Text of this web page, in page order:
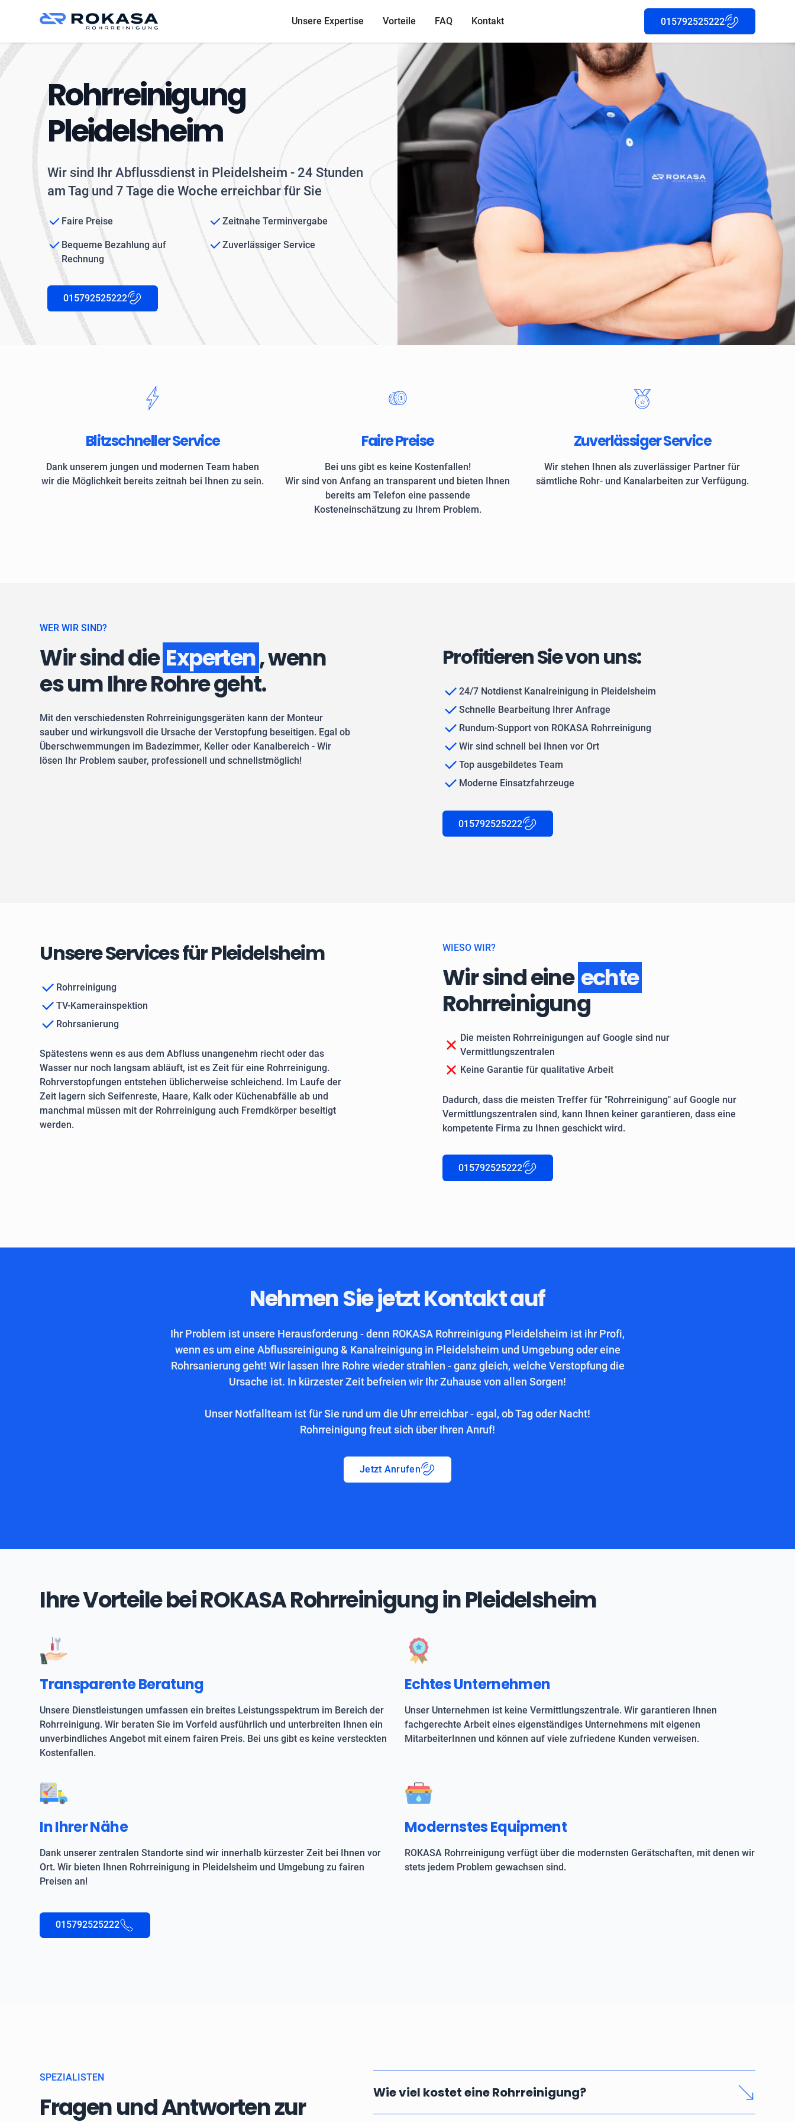
Unsere Expertise Vorteile FAQ Kontakt 015792525222
Rohrreinigung
Pleidelsheim
Wir sind Ihr Abflussdienst in Pleidelsheim - 24 Stunden
am Tag und 7 Tage die Woche erreichbar für Sie
Faire Preise Zeitnahe Terminvergabe
Bequeme Bezahlung auf
Rechnung
Zuverlässiger Service
015792525222
Blitzschneller Service
Dank unserem jungen und modernen Team haben
wir die Möglichkeit bereits zeitnah bei Ihnen zu sein.
Faire Preise
Bei uns gibt es keine Kostenfallen!
Wir sind von Anfang an transparent und bieten Ihnen
bereits am Telefon eine passende
Kosteneinschätzung zu Ihrem Problem.
Zuverlässiger Service
Wir stehen Ihnen als zuverlässiger Partner für
sämtliche Rohr- und Kanalarbeiten zur Verfügung.
WER WIR SIND?
Wir sind die Experten, wenn
es um Ihre Rohre geht.
Mit den verschiedensten Rohrreinigungsgeräten kann der Monteur
sauber und wirkungsvoll die Ursache der Verstopfung beseitigen. Egal ob
Überschwemmungen im Badezimmer, Keller oder Kanalbereich - Wir
lösen Ihr Problem sauber, professionell und schnellstmöglich!
Profitieren Sie von uns:
24/7 Notdienst Kanalreinigung in Pleidelsheim
Schnelle Bearbeitung Ihrer Anfrage
Rundum-Support von ROKASA Rohrreinigung
Wir sind schnell bei Ihnen vor Ort
Top ausgebildetes Team
Moderne Einsatzfahrzeuge
015792525222
Unsere Services für Pleidelsheim
Rohrreinigung
TV-Kamerainspektion
Rohrsanierung
Spätestens wenn es aus dem Abfluss unangenehm riecht oder das
Wasser nur noch langsam abläuft, ist es Zeit für eine Rohrreinigung.
Rohrverstopfungen entstehen üblicherweise schleichend. Im Laufe der
Zeit lagern sich Seifenreste, Haare, Kalk oder Küchenabfälle ab und
manchmal müssen mit der Rohrreinigung auch Fremdkörper beseitigt
werden.
WIESO WIR?
Wir sind eine echte
Rohrreinigung
Die meisten Rohrreinigungen auf Google sind nur
Vermittlungszentralen
Keine Garantie für qualitative Arbeit
Dadurch, dass die meisten Treffer für "Rohrreinigung" auf Google nur
Vermittlungszentralen sind, kann Ihnen keiner garantieren, dass eine
kompetente Firma zu Ihnen geschickt wird.
015792525222
Nehmen Sie jetzt Kontakt auf
Ihr Problem ist unsere Herausforderung - denn ROKASA Rohrreinigung Pleidelsheim ist ihr Profi,
wenn es um eine Abflussreinigung & Kanalreinigung in Pleidelsheim und Umgebung oder eine
Rohrsanierung geht! Wir lassen Ihre Rohre wieder strahlen - ganz gleich, welche Verstopfung die
Ursache ist. In kürzester Zeit befreien wir Ihr Zuhause von allen Sorgen!
Unser Notfallteam ist für Sie rund um die Uhr erreichbar - egal, ob Tag oder Nacht!
Rohrreinigung freut sich über Ihren Anruf!
Jetzt Anrufen
Ihre Vorteile bei ROKASA Rohrreinigung in Pleidelsheim
Transparente Beratung
Unsere Dienstleistungen umfassen ein breites Leistungsspektrum im Bereich der
Rohrreinigung. Wir beraten Sie im Vorfeld ausführlich und unterbreiten Ihnen ein
unverbindliches Angebot mit einem fairen Preis. Bei uns gibt es keine versteckten
Kostenfallen.
Echtes Unternehmen
Unser Unternehmen ist keine Vermittlungszentrale. Wir garantieren Ihnen
fachgerechte Arbeit eines eigenständiges Unternehmens mit eigenen
MitarbeiterInnen und können auf viele zufriedene Kunden verweisen.
In Ihrer Nähe
Dank unserer zentralen Standorte sind wir innerhalb kürzester Zeit bei Ihnen vor
Ort. Wir bieten Ihnen Rohrreinigung in Pleidelsheim und Umgebung zu fairen
Preisen an!
Modernstes Equipment
ROKASA Rohrreinigung verfügt über die modernsten Gerätschaften, mit denen wir
stets jedem Problem gewachsen sind.
015792525222
SPEZIALISTEN
Fragen und Antworten zur
Wie viel kostet eine Rohrreinigung?